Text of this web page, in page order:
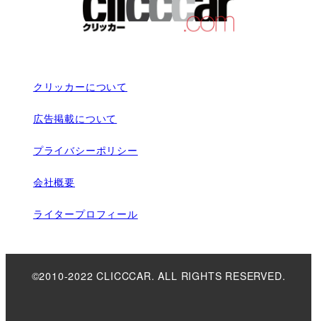
クリッカーについて
広告掲載について
プライバシーポリシー
会社概要
ライタープロフィール
©2010-2022 CLICCCAR. ALL RIGHTS RESERVED.